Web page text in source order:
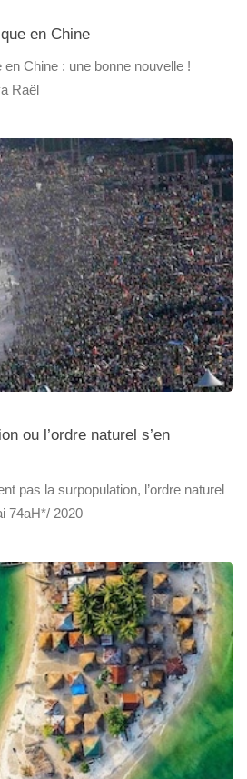
en Chine
Chine : une bonne nouvelle !
Raël
ou l’ordre naturel s’en
pas la surpopulation, l’ordre naturel
74aH*/ 2020 –